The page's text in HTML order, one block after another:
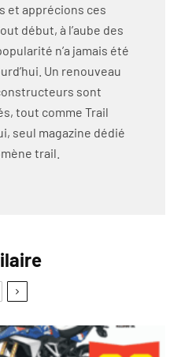
et apprécions ces
début, à l’aube des
n’a jamais été
Un renouveau
sont
tout comme Trail
seul magazine dédié
trail.